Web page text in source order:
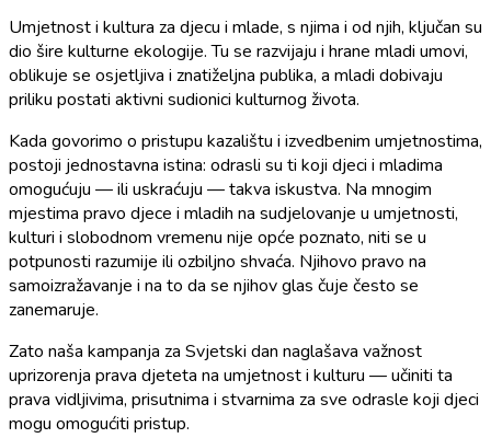
Umjetnost i kultura za djecu i mlade, s njima i od njih, ključan su
dio šire kulturne ekologije. Tu se razvijaju i hrane mladi umovi,
oblikuje se osjetljiva i znatiželjna publika, a mladi dobivaju
priliku postati aktivni sudionici kulturnog života.
Kada govorimo o pristupu kazalištu i izvedbenim umjetnostima,
postoji jednostavna istina: odrasli su ti koji djeci i mladima
omogućuju — ili uskraćuju — takva iskustva. Na mnogim
mjestima pravo djece i mladih na sudjelovanje u umjetnosti,
kulturi i slobodnom vremenu nije opće poznato, niti se u
potpunosti razumije ili ozbiljno shvaća. Njihovo pravo na
samoizražavanje i na to da se njihov glas čuje često se
zanemaruje.
Zato naša kampanja za Svjetski dan naglašava važnost
uprizorenja prava djeteta na umjetnost i kulturu — učiniti ta
prava vidljivima, prisutnima i stvarnima za sve odrasle koji djeci
mogu omogućiti pristup.